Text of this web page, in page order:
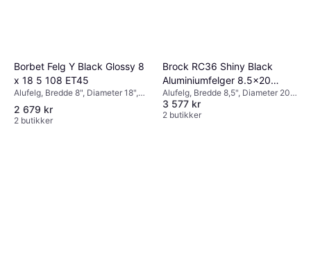
Borbet Felg Y Black Glossy 8
x 18 5 108 ET45
Alufelg, Bredde 8", Diameter 18",
Svart
2 679 kr
2 butikker
Brock RC36 Shiny Black
Aluminiumfelger 8.5x20
ET47.5 B63.4
Alufelg, Bredde 8,5", Diameter 20",
Svart
3 577 kr
2 butikker